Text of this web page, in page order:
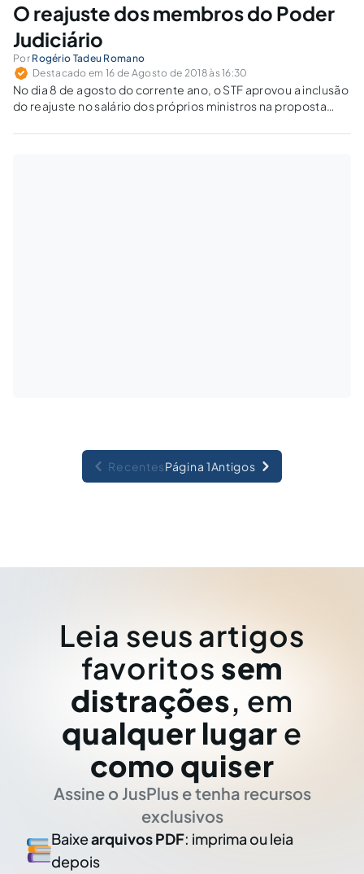
O reajuste dos membros do Poder
Judiciário
Por Rogério Tadeu Romano
Destacado em 16 de Agosto de 2018 às 16:30
No dia 8 de agosto do corrente ano, o STF aprovou a inclusão
do reajuste no salário dos próprios ministros na proposta
Planejamento.
RecentesPágina 1Antigos
Leia seus artigos
favoritos sem
distrações, em
qualquer lugar e
como quiser
Assine o JusPlus e tenha recursos
exclusivos
Baixearquivos PDF: imprima ou leia
depois